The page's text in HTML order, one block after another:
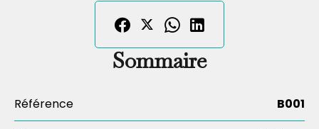
Sommaire
Référence B001